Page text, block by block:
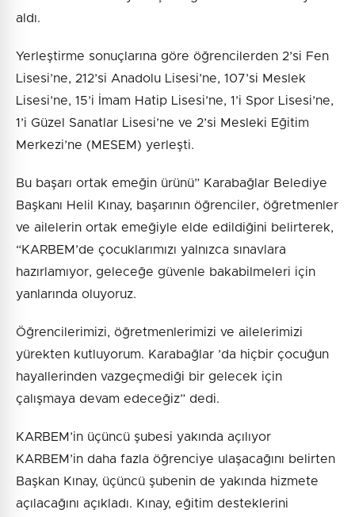
aldı.
Yerleştirme sonuçlarına göre öğrencilerden 2’si Fen
Lisesi’ne, 212’si Anadolu Lisesi’ne, 107’si Meslek
Lisesi’ne, 15’i İmam Hatip Lisesi’ne, 1’i Spor Lisesi’ne,
1’i Güzel Sanatlar Lisesi’ne ve 2’si Mesleki Eğitim
Merkezi’ne (MESEM) yerleşti.
Bu başarı ortak emeğin ürünü” Karabağlar Belediye
Başkanı Helil Kınay, başarının öğrenciler, öğretmenler
ve ailelerin ortak emeğiyle elde edildiğini belirterek,
“KARBEM’de çocuklarımızı yalnızca sınavlara
hazırlamıyor, geleceğe güvenle bakabilmeleri için
yanlarında oluyoruz.
Öğrencilerimizi, öğretmenlerimizi ve ailelerimizi
yürekten kutluyorum. Karabağlar ’da hiçbir çocuğun
hayallerinden vazgeçmediği bir gelecek için
çalışmaya devam edeceğiz” dedi.
KARBEM’in üçüncü şubesi yakında açılıyor
KARBEM’in daha fazla öğrenciye ulaşacağını belirten
Başkan Kınay, üçüncü şubenin de yakında hizmete
açılacağını açıkladı. Kınay, eğitim desteklerini